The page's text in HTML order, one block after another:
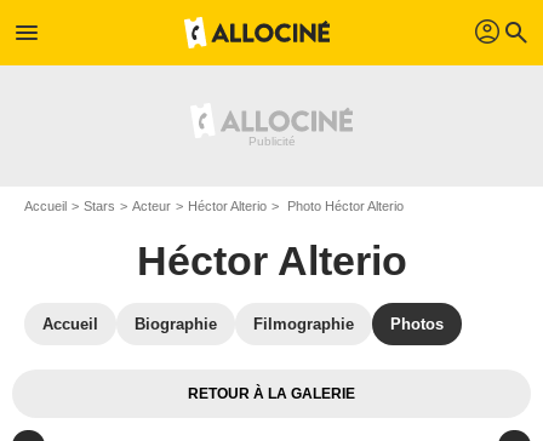
menu profil search
Accueil Stars Acteur Héctor Alterio Photo Héctor Alterio
Héctor Alterio
Accueil Biographie Filmographie Photos
RETOUR À LA GALERIE